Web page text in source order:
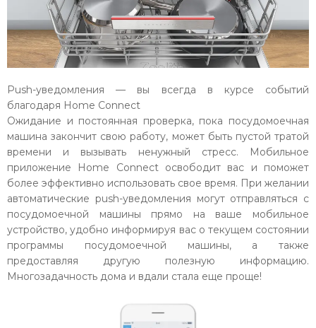
Push-уведомления — вы всегда в курсе событий
благодаря Home Connect
Ожидание и постоянная проверка, пока посудомоечная
машина закончит свою работу, может быть пустой тратой
времени и вызывать ненужный стресс. Мобильное
приложение Home Connect освободит вас и поможет
более эффективно использовать свое время. При желании
автоматические push-уведомления могут отправляться с
посудомоечной машины прямо на ваше мобильное
устройство, удобно информируя вас о текущем состоянии
программы посудомоечной машины, а также
предоставляя другую полезную информацию.
Многозадачность дома и вдали стала еще проще!